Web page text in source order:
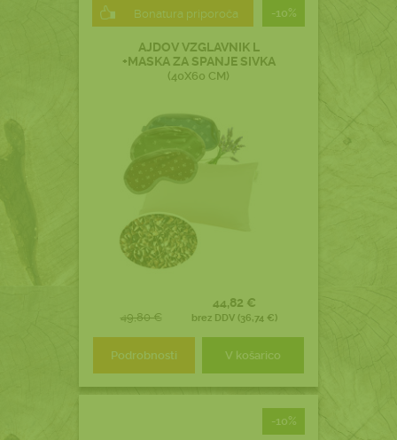
Bonatura priporoča -10%
AJDOV VZGLAVNIK L
+MASKA ZA SPANJE SIVKA
(40X60 CM)
49,80 €
44,82 €
brez DDV (36,74 €)
Podrobnosti V košarico
-10%